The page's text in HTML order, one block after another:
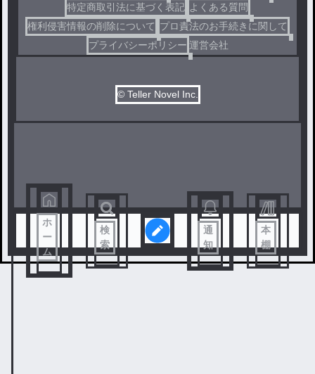
特定商取引法に基づく表記 よくある質問
権利侵害情報の削除について プロ責法のお手続きに関して
プライバシーポリシー 運営会社
© Teller Novel Inc.
ホ
ー
ム
検
索
通
知
本
棚